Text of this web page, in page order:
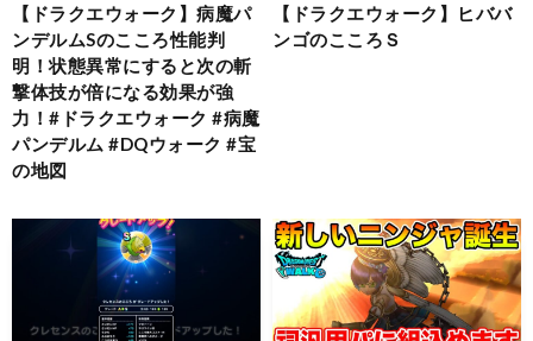
【ドラクエウォーク】病魔パ
ンデルムSのこころ性能判
明！状態異常にすると次の斬
撃体技が倍になる効果が強
力！#ドラクエウォーク #病魔
パンデルム #DQウォーク #宝
の地図
【ドラクエウォーク】ヒババ
ンゴのこころＳ